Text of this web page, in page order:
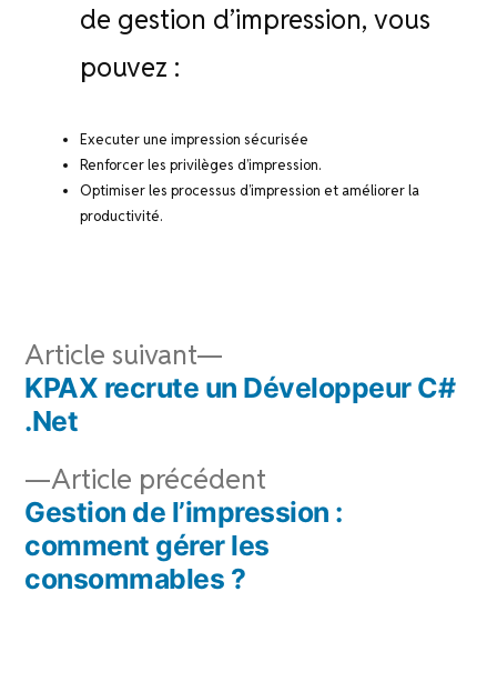
de gestion d’impression, vous
pouvez :
Executer une impression sécurisée
Renforcer les privilèges d’impression.
Optimiser les processus d’impression et améliorer la
productivité.
Navigation
de
l’article
Article précédent
précédent :
Gestion de l’impression :
comment gérer les
consommables ?
Article suivant
suivant :
KPAX recrute un Développeur C#
.Net